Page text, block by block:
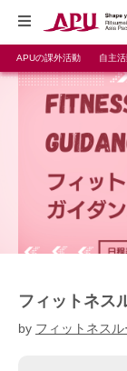
APUの課外活動 自主
フィットネス
by フィットネスル